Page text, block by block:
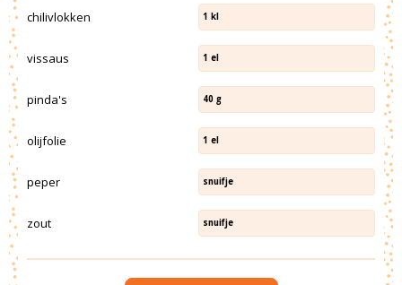
chilivlokken 1 kl
vissaus 1 el
pinda's 40 g
olijfolie 1 el
peper snuifje
zout snuifje